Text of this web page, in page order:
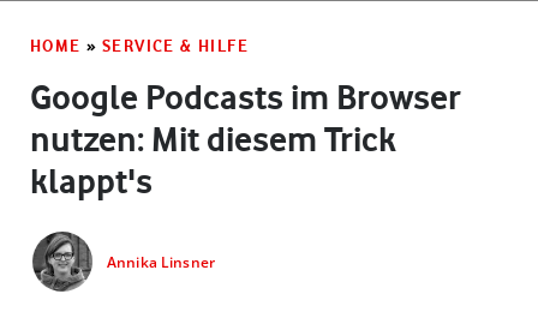
HOME » SERVICE & HILFE
Google Podcasts im Browser
nutzen: Mit diesem Trick
klappt's
Annika Linsner